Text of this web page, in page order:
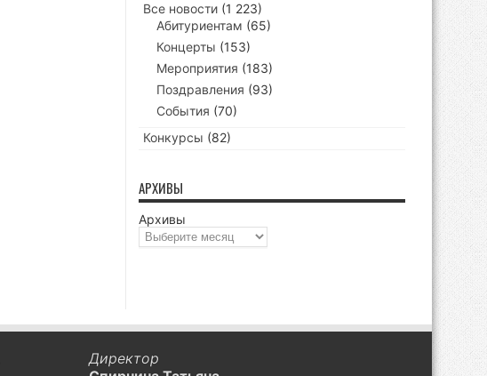
Все новости (1 223)
Абитуриентам (65)
Концерты (153)
Мероприятия (183)
Поздравления (93)
События (70)
Конкурсы (82)
АРХИВЫ
Архивы
Директор